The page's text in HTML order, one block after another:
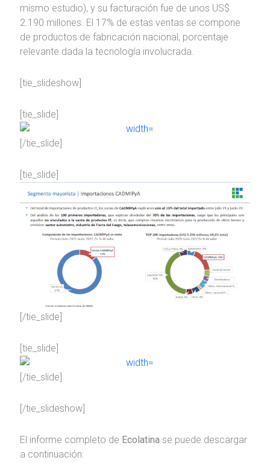
mismo estudio), y su facturación fue de unos US$
2.190 millones. El 17% de estas ventas se compone
de productos de fabricación nacional, porcentaje
relevante dada la tecnología involucrada.
[tie_slideshow]
[tie_slide]
[/tie_slide]
[tie_slide]
[/tie_slide]
[tie_slide]
[/tie_slide]
[/tie_slideshow]
El informe completo de Ecolatinase puede descargar
a continuación: